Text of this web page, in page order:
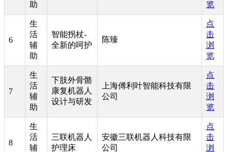
助
览
6
生
活
辅
助
智能拐杖-
全新的呵护
陈臻
点
击
浏
览
7
生
活
辅
助
下肢外骨骼
康复机器人
设计与研发
上海傅利叶智能科技有限
公司
点
击
浏
览
8
生
活
辅
三联机器人
护理床
安徽三联机器人科技有限
公司
点
击
浏